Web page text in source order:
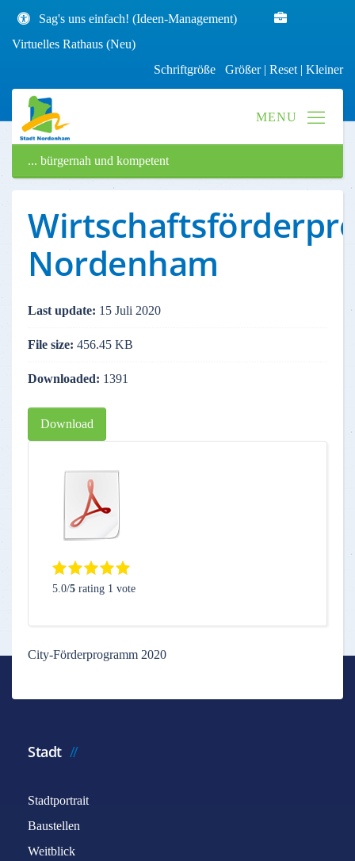
Sag's uns einfach! (Ideen-Management)
Virtuelles Rathaus (Neu)
Schriftgröße Größer| Reset | Kleiner
... bürgernah und kompetent
Nordenham
Last update: 15 Juli 2020
File size: 456.45 KB
Downloaded: 1391
Download
5.0/5 rating 1 vote
City-Förderprogramm 2020
Stadt
Stadtportrait
Baustellen
Weitblick